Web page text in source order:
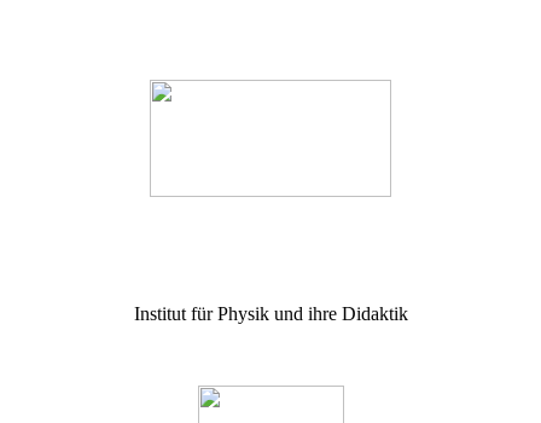
Institut für Physik und ihre Didaktik